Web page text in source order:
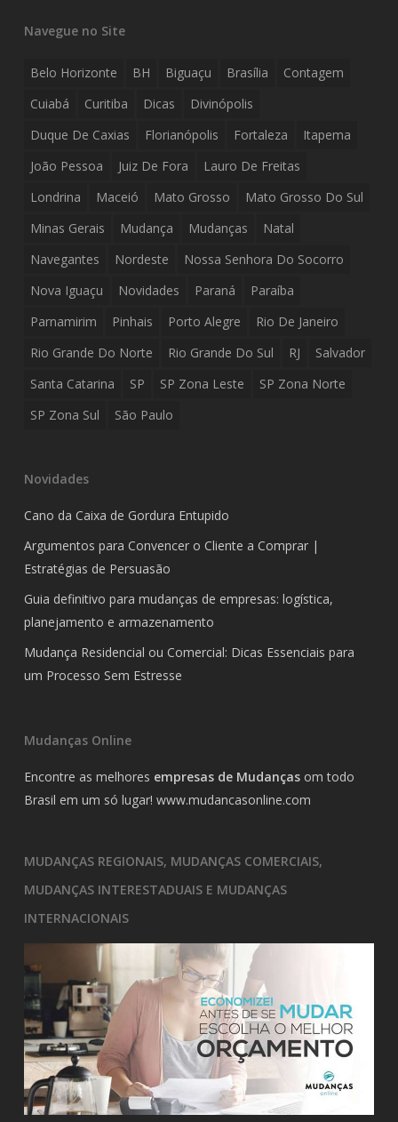
Navegue no Site
Belo Horizonte BH Biguaçu Brasília
Contagem
Cuiabá
Curitiba Dicas
Divinópolis
Duque De Caxias
Florianópolis Fortaleza
Itapema
João Pessoa
Juiz De Fora
Lauro De Freitas
Londrina
Maceió Mato Grosso
Mato Grosso Do Sul
Minas Gerais
Mudança Mudanças
Natal
Navegantes
Nordeste
Nossa Senhora Do Socorro
Nova Iguaçu
Novidades Paraná
Paraíba
Parnamirim
Pinhais Porto Alegre
Rio De Janeiro
Rio Grande Do Norte
Rio Grande Do Sul RJ
Salvador
Santa Catarina
SP SP Zona Leste
SP Zona Norte
SP Zona Sul
São Paulo
Novidades
Cano da Caixa de Gordura Entupido
Argumentos para Convencer o Cliente a Comprar |
Estratégias de Persuasão
Guia definitivo para mudanças de empresas: logística,
planejamento e armazenamento
Mudança Residencial ou Comercial: Dicas Essenciais para
um Processo Sem Estresse
Mudanças Online
Encontre as melhores empresas de Mudançasom todo
Brasil em um só lugar! www.mudancasonline.com
MUDANÇAS REGIONAIS, MUDANÇAS COMERCIAIS,
MUDANÇAS INTERESTADUAIS E MUDANÇAS
INTERNACIONAIS